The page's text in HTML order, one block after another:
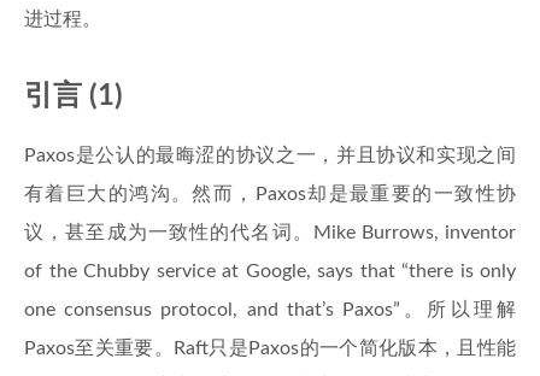
进过程。
引言 (1)
Paxos是公认的最晦涩的协议之一，并且协议和实现之间
有着巨大的鸿沟。然而，Paxos却是最重要的一致性协
议，甚至成为一致性的代名词。Mike Burrows, inventor
of the Chubby service at Google, says that “there is only
one consensus protocol, and that’s Paxos”。所以理解
Paxos至关重要。Raft只是Paxos的一个简化版本，且性能